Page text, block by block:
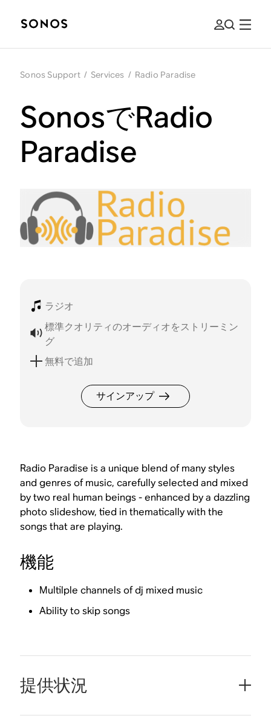
Sonos Support / Services / Radio Paradise
SonosでRadio
Paradise
ラジオ
標準クオリティのオーディオをストリーミン
グ
無料で追加
サインアップ
Radio Paradise is a unique blend of many styles
and genres of music, carefully selected and mixed
by two real human beings - enhanced by a dazzling
photo slideshow, tied in thematically with the
songs that are playing.
機能
Multilple channels of dj mixed music
Ability to skip songs
提供状況